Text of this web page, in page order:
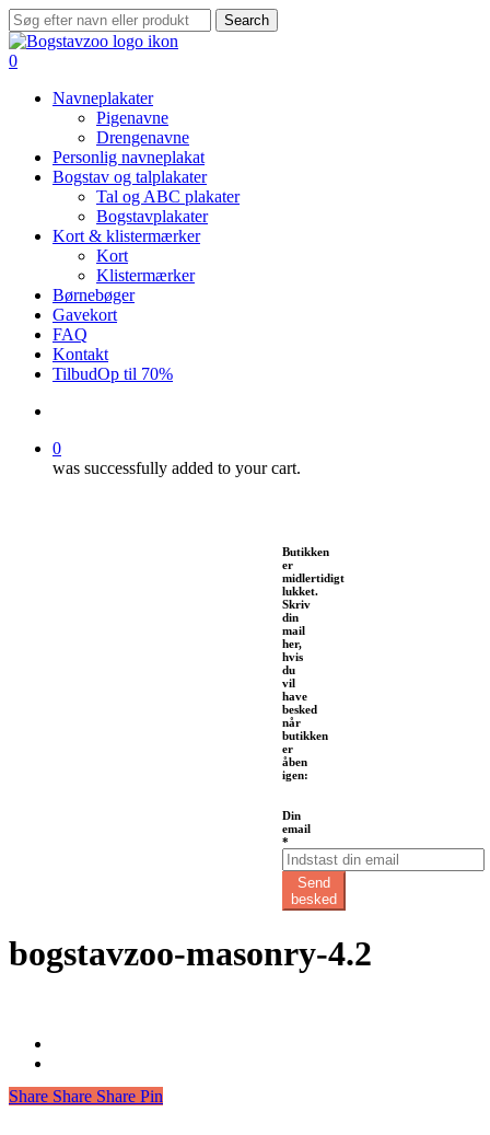
Skip
to
main
Search
Close
Search
search
0
Navneplakater
Pigenavne
Drengenavne
Personlig navneplakat
Bogstav og talplakater
Tal og ABC plakater
Bogstavplakater
Kort & klistermærker
Kort
Klistermærker
Børnebøger
Gavekort
FAQ
Kontakt
TilbudOp til 70%
0
was successfully added to your cart.
Butikken
er
midlertidigt
lukket.
Skriv
din
mail
her,
hvis
du
vil
have
besked
når
butikken
er
åben
igen:
email
Din
Din
email
*
Send
besked
bogstavzoo-masonry-4.2
Share
Share Share Share Pin